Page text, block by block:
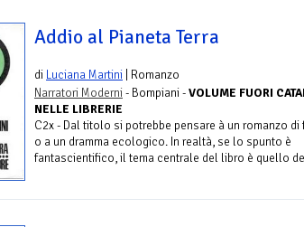
Addio al Pianeta Terra
di Luciana Martini | Romanzo
Narratori Moderni - Bompiani -VOLUME FUORI
NELLE LIBRERIE
C2x - Dal titolo si potrebbe pensare à un romanzo
o a un dramma ecologico. In realtà, se lo spunto è
fantascientifico, il tema centrale del libro è quello